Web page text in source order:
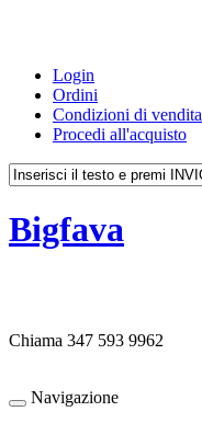
Login
Ordini
Condizioni di vendita
Procedi all'acquisto
Bigfava
Chiama 347 593 9962
Navigazione